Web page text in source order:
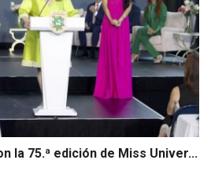
la 75.ª edición de Miss Univer...